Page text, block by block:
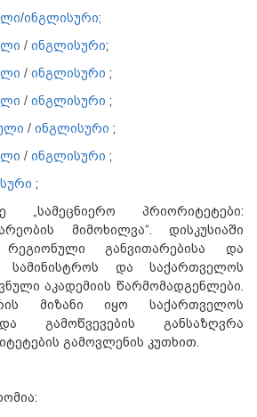
/ინგლისური;
/ ინგლისური;
/ ინგლისური ;
/ ინგლისური ;
/ ინგლისური ;
/ ინგლისური ;
;
„სამეცნიერო პრიორიტეტები:
მიმოხილვა“. დისკუსიაში
რეგიონული განვითარებისა და
სამინისტროს და საქართველოს
აკადემიის წარმომადგენლები.
მიზანი იყო საქართველოს
გამოწვევების განსაზღვრა
გამოვლენის კუთხით.